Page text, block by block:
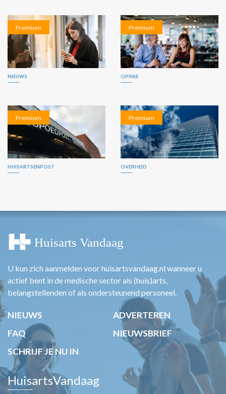
Premium
NIEUWS
Premium
OPINIE
Premium
HUISARTSENPOST
Premium
OVERHEID
U kun zich aanmelden voor huisartsvandaag.nl wanneer u
actief bent in de medische sector als (huis)arts,
belangstellenden of als ondersteunend personeel.
NIEUWS
ADVERTEREN
FAQ
NIEUWSBRIEF
SCHRIJF JE NU IN
HuisartsVandaag